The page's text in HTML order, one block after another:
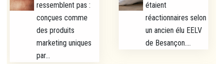
ressemblent pas :
conçues comme
des produits
marketing uniques
par...
étaient
réactionnaires selon
un ancien élu EELV
de Besançon....